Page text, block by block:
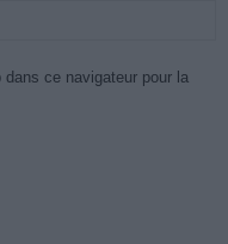
ce navigateur pour la